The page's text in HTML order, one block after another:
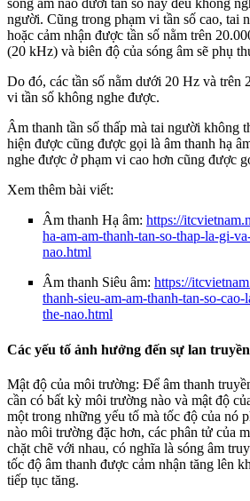
sóng âm nào dưới tần số này đều không
người. Cũng trong phạm vi tần số cao, tai
hoặc cảm nhận được tần số nằm trên
(20 kHz) và biên độ của sóng âm sẽ phụ
Do đó, các tần số nằm dưới 20 Hz và trên
vi tần số không nghe được.
Âm thanh tần số thấp mà tai người không
hiện được cũng được gọi là âm thanh hạ
nghe được ở phạm vi cao hơn cũng được
Xem thêm bài viết:
Âm thanh Hạ âm: https://
ha-am-am-thanh-tan-so-thap-la-gi-
nao.html
Âm thanh Siêu âm: https://
thanh-sieu-am-am-thanh-tan-so-
the-nao.html
Các yếu tố ảnh hưởng đến sự lan
Mật độ của môi trường: Để âm thanh
cần có bất kỳ môi trường nào và mật độ
một trong những yếu tố mà tốc độ của nó
nào môi trường đặc hơn, các phân tử của
chặt chẽ với nhau, có nghĩa là sóng âm
tốc độ âm thanh được cảm nhận tăng lên
tiếp tục tăng.